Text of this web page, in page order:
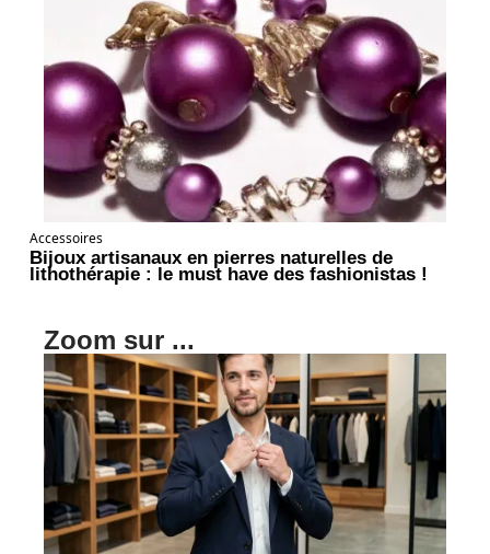
Accessoires
Bijoux artisanaux en pierres naturelles de
lithothérapie : le must have des fashionistas !
Zoom sur ...